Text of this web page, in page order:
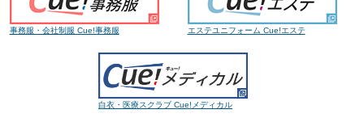
事務服・会社制服 Cue!事務服 エステユニフォーム Cue!エステ
白衣・医療スクラブ Cue!メディカル